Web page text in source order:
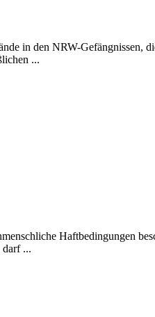
in den NRW-Gefängnissen,
...
Haftbedingungen
darf ...